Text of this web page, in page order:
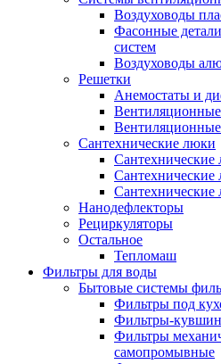
Воздуховоды
Фасонные
систем
Воздуховоды
Решетки
Анемостаты и
Сантехнические люки
Сантехнические
Сантехнические
Нанодефлекторы
Рециркуляторы
Остальное
Тепломаш
Фильтры для воды
Бытовые системы
Фильтры под
Фильтры-
Фильтры
самопромывные